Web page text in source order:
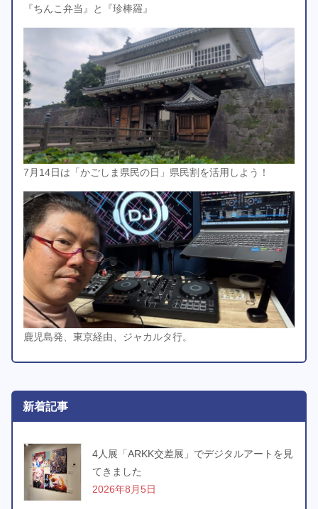
『ちんこ弁当』と『珍棒羅』
7月14日は「かごしま県民の日」県民割を活用しよう！
鹿児島発、東京経由、ジャカルタ行。
新着記事
4人展「ARKK交差展」でデジタルアートを見
てきました
2026年8月5日